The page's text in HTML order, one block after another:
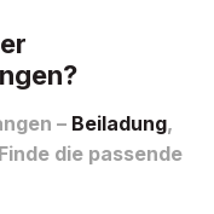
– Beiladung,
die passende